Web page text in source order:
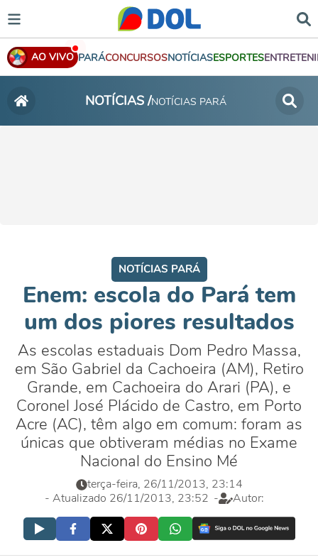
AO VIVO PARÁCONCURSOSNOTÍCIASESPORTES
NOTÍCIAS /NOTÍCIAS PARÁ
NOTÍCIAS PARÁ
Enem: escola do Pará tem
um dos piores resultados
As escolas estaduais Dom Pedro Massa,
em São Gabriel da Cachoeira (AM), Retiro
Grande, em Cachoeira do Arari (PA), e
Coronel José Plácido de Castro, em Porto
Acre (AC), têm algo em comum: foram as
únicas que obtiveram médias no Exame
Nacional do Ensino Mé
terça-feira, 26/11/2013, 23:14
- Atualizado 26/11/2013, 23:52 - Autor: